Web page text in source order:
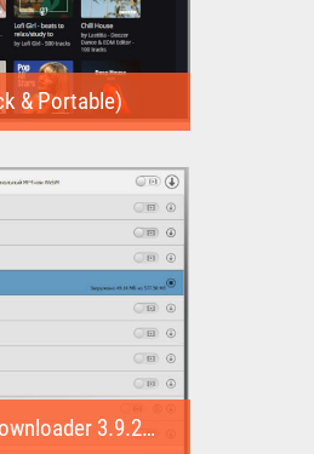
& Portable)
MediaHuman YouTube Downloader 3.9.22 (1007) (Repack & Portable)